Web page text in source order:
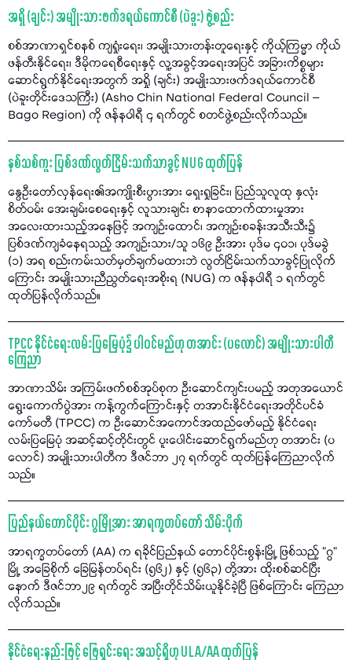
အရှို (ချင်း) အမျိုးသားဖက်ဒရယ်ကောင်စီ (ပဲခူး) ဖွဲ့စည်း
စစ်အာဏာရှင်စနစ် ကျရှုံးရေး၊ အမျိုးသားတန်းတူရေးနှင့် ကိုယ့်ကြမ္မာ ကိုယ်
ဖန်တီးနိုင်ရေး၊ ဒီမိုကရေစီရေးနှင့် လူ့အခွင့်အရေးအပြင် အခြားကိစ္စများ
ဆောင်ရွက်နိုင်ရေးအတွက် အရှို (ချင်း) အမျိုးသားဖက်ဒရယ်ကောင်စီ
(ပဲခူးတိုင်းဒေသကြီး) (Asho Chin National Federal Council –
Bago Region) ကို ဇန်နဝါရီ ၄ ရက်တွင် စတင်ဖွဲ့စည်းလိုက်သည်။
နှစ်သစ်ကူး ပြစ်ဒဏ်လွတ်ငြိမ်းသက်သာခွင့် NUG ထုတ်ပြန်
နွေဦးတော်လှန်ရေး၏အကျိုးစီးပွားအား ရှေးရှုခြင်း၊ ပြည်သူလူထု နှလုံး
စိတ်ဝမ်း အေးချမ်းစေရေးနှင့် လူသားချင်း စာနာထောက်ထားမှုအား
အလေးထားသည့်အနေဖြင့် အကျဉ်းထောင်၊ အကျဉ်းစခန်းအသီးသီး၌
ပြစ်ဒဏ်ကျခံနေရသည့် အကျဉ်းသား/သူ ၁၆၉ ဦးအား ပုဒ်မ ၄၀၁၊ ပုဒ်မခွဲ
(၁) အရ စည်းကမ်းသတ်မှတ်ချက်မထားဘဲ လွတ်ငြိမ်းသက်သာခွင့်ပြုလိုက်
ကြောင်း အမျိုးသားညီညွတ်ရေးအစိုးရ (NUG) က ဇန်နဝါရီ ၁ ရက်တွင်
ထုတ်ပြန်လိုက်သည်။
TPCC နိုင်ငံရေးလမ်းပြမြေပုံ၌ ပါဝင်မည်ဟု တအာင်း (ပလောင်) အမျိုးသားပါတီ
ကြေညာ
အာဏာသိမ်း အကြမ်းဖက်စစ်အုပ်စုက ဦးဆောင်ကျင်းပမည့် အတုအယောင်
ရွေးကောက်ပွဲအား ကန့်ကွက်ကြောင်းနှင့် တအာင်းနိုင်ငံရေးအတိုင်ပင်ခံ
ကော်မတီ (TPCC) က ဦးဆောင်အကောင်အထည်ဖော်မည့် နိုင်ငံရေး
လမ်းပြမြေပုံ အဆင့်ဆင့်တိုင်းတွင် ပူးပေါင်းဆောင်ရွက်မည်ဟု တအာင်း (ပ
လောင်) အမျိုးသားပါတီက ဒီဇင်ဘာ ၂၇ ရက်တွင် ထုတ်ပြန်ကြေညာလိုက်
သည်။
ပြည်နယ်တောင်ပိုင်း ဂွမြို့အား အာရက္ခတပ်တော် သိမ်းပိုက်
အာရက္ခတပ်တော် (AA) က ရခိုင်ပြည်နယ် တောင်ပိုင်းစွန်းမြို့ ဖြစ်သည့် "ဂွ"
မြို့ အခြေစိုက် ခြေမြန်တပ်ရင်း (၅၆၂) နှင့် (၅၆၃) တို့အား ထိုးစစ်ဆင်ပြီး
နောက် ဒီဇင်ဘာ၂၉ ရက်တွင် အပြီးတိုင်သိမ်းယူနိုင်ခဲ့ပြီ ဖြစ်ကြောင်း ကြေညာ
လိုက်သည်။
နိုင်ငံရေးနည်းဖြင့် ဖြေရှင်းရေး အသင့်ရှိဟု ULA/AA ထုတ်ပြန်